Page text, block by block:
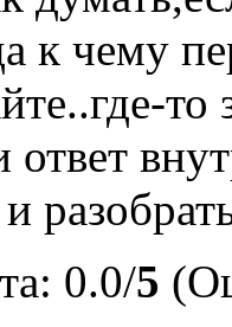
к чему
то
0.0/5